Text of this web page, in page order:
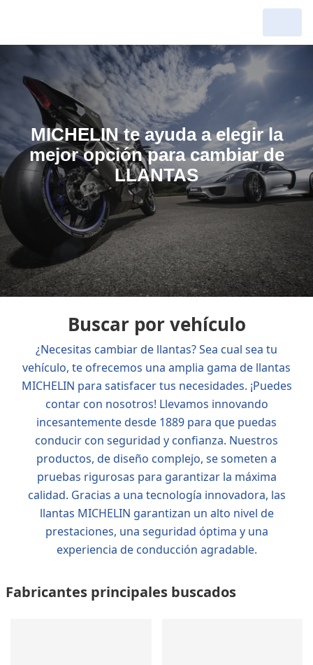
MICHELIN te ayuda a elegir la
mejor opción para cambiar de
LLANTAS
Buscar por vehículo
¿Necesitas cambiar de llantas? Sea cual sea tu
vehículo, te ofrecemos una amplia gama de llantas
MICHELIN para satisfacer tus necesidades. ¡Puedes
contar con nosotros! Llevamos innovando
incesantemente desde 1889 para que puedas
conducir con seguridad y confianza. Nuestros
productos, de diseño complejo, se someten a
pruebas rigurosas para garantizar la máxima
calidad. Gracias a una tecnología innovadora, las
llantas MICHELIN garantizan un alto nivel de
prestaciones, una seguridad óptima y una
experiencia de conducción agradable.
Fabricantes principales buscados